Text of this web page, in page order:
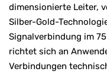
dimensionierte Leiter,
Silber-Gold-
Signalverbindung im
richtet sich an
Verbindungen